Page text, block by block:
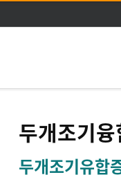
두개조기
두개조기유합